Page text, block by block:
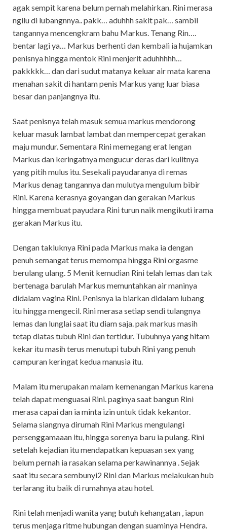
agak sempit karena belum pernah melahirkan. Rini merasa
ngilu di lubangnnya.. pakk… aduhhh sakit pak… sambil
tangannya mencengkram bahu Markus. Tenang Rin….
bentar lagi ya… Markus berhenti dan kembali ia hujamkan
penisnya hingga mentok Rini menjerit aduhhhhh…
pakkkkk… dan dari sudut matanya keluar air mata karena
menahan sakit di hantam penis Markus yang luar biasa
besar dan panjangnya itu.
Saat penisnya telah masuk semua markus mendorong
keluar masuk lambat lambat dan mempercepat gerakan
maju mundur. Sementara Rini memegang erat lengan
Markus dan keringatnya mengucur deras dari kulitnya
yang pitih mulus itu. Sesekali payudaranya di remas
Markus denag tangannya dan mulutya mengulum bibir
Rini. Karena kerasnya goyangan dan gerakan Markus
hingga membuat payudara Rini turun naik mengikuti irama
gerakan Markus itu.
Dengan takluknya Rini pada Markus maka ia dengan
penuh semangat terus memompa hingga Rini orgasme
berulang ulang. 5 Menit kemudian Rini telah lemas dan tak
bertenaga barulah Markus memuntahkan air maninya
didalam vagina Rini. Penisnya ia biarkan didalam lubang
itu hingga mengecil. Rini merasa setiap sendi tulangnya
lemas dan lunglai saat itu diam saja. pak markus masih
tetap diatas tubuh Rini dan tertidur. Tubuhnya yang hitam
kekar itu masih terus menutupi tubuh Rini yang penuh
campuran keringat kedua manusia itu.
Malam itu merupakan malam kemenangan Markus karena
telah dapat menguasai Rini. paginya saat bangun Rini
merasa capai dan ia minta izin untuk tidak kekantor.
Selama siangnya dirumah Rini Markus mengulangi
persenggamaaan itu, hingga sorenya baru ia pulang. Rini
setelah kejadian itu mendapatkan kepuasan sex yang
belum pernah ia rasakan selama perkawinannya . Sejak
saat itu secara sembunyi2 Rini dan Markus melakukan hub
terlarang itu baik di rumahnya atau hotel.
Rini telah menjadi wanita yang butuh kehangatan , iapun
terus menjaga ritme hubungan dengan suaminya Hendra.